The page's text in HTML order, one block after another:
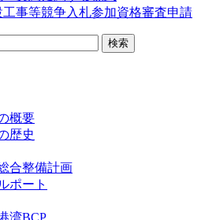
工事等競争入札参加資格審査申請
概要
歴史
合整備計画
ポート
湾BCP